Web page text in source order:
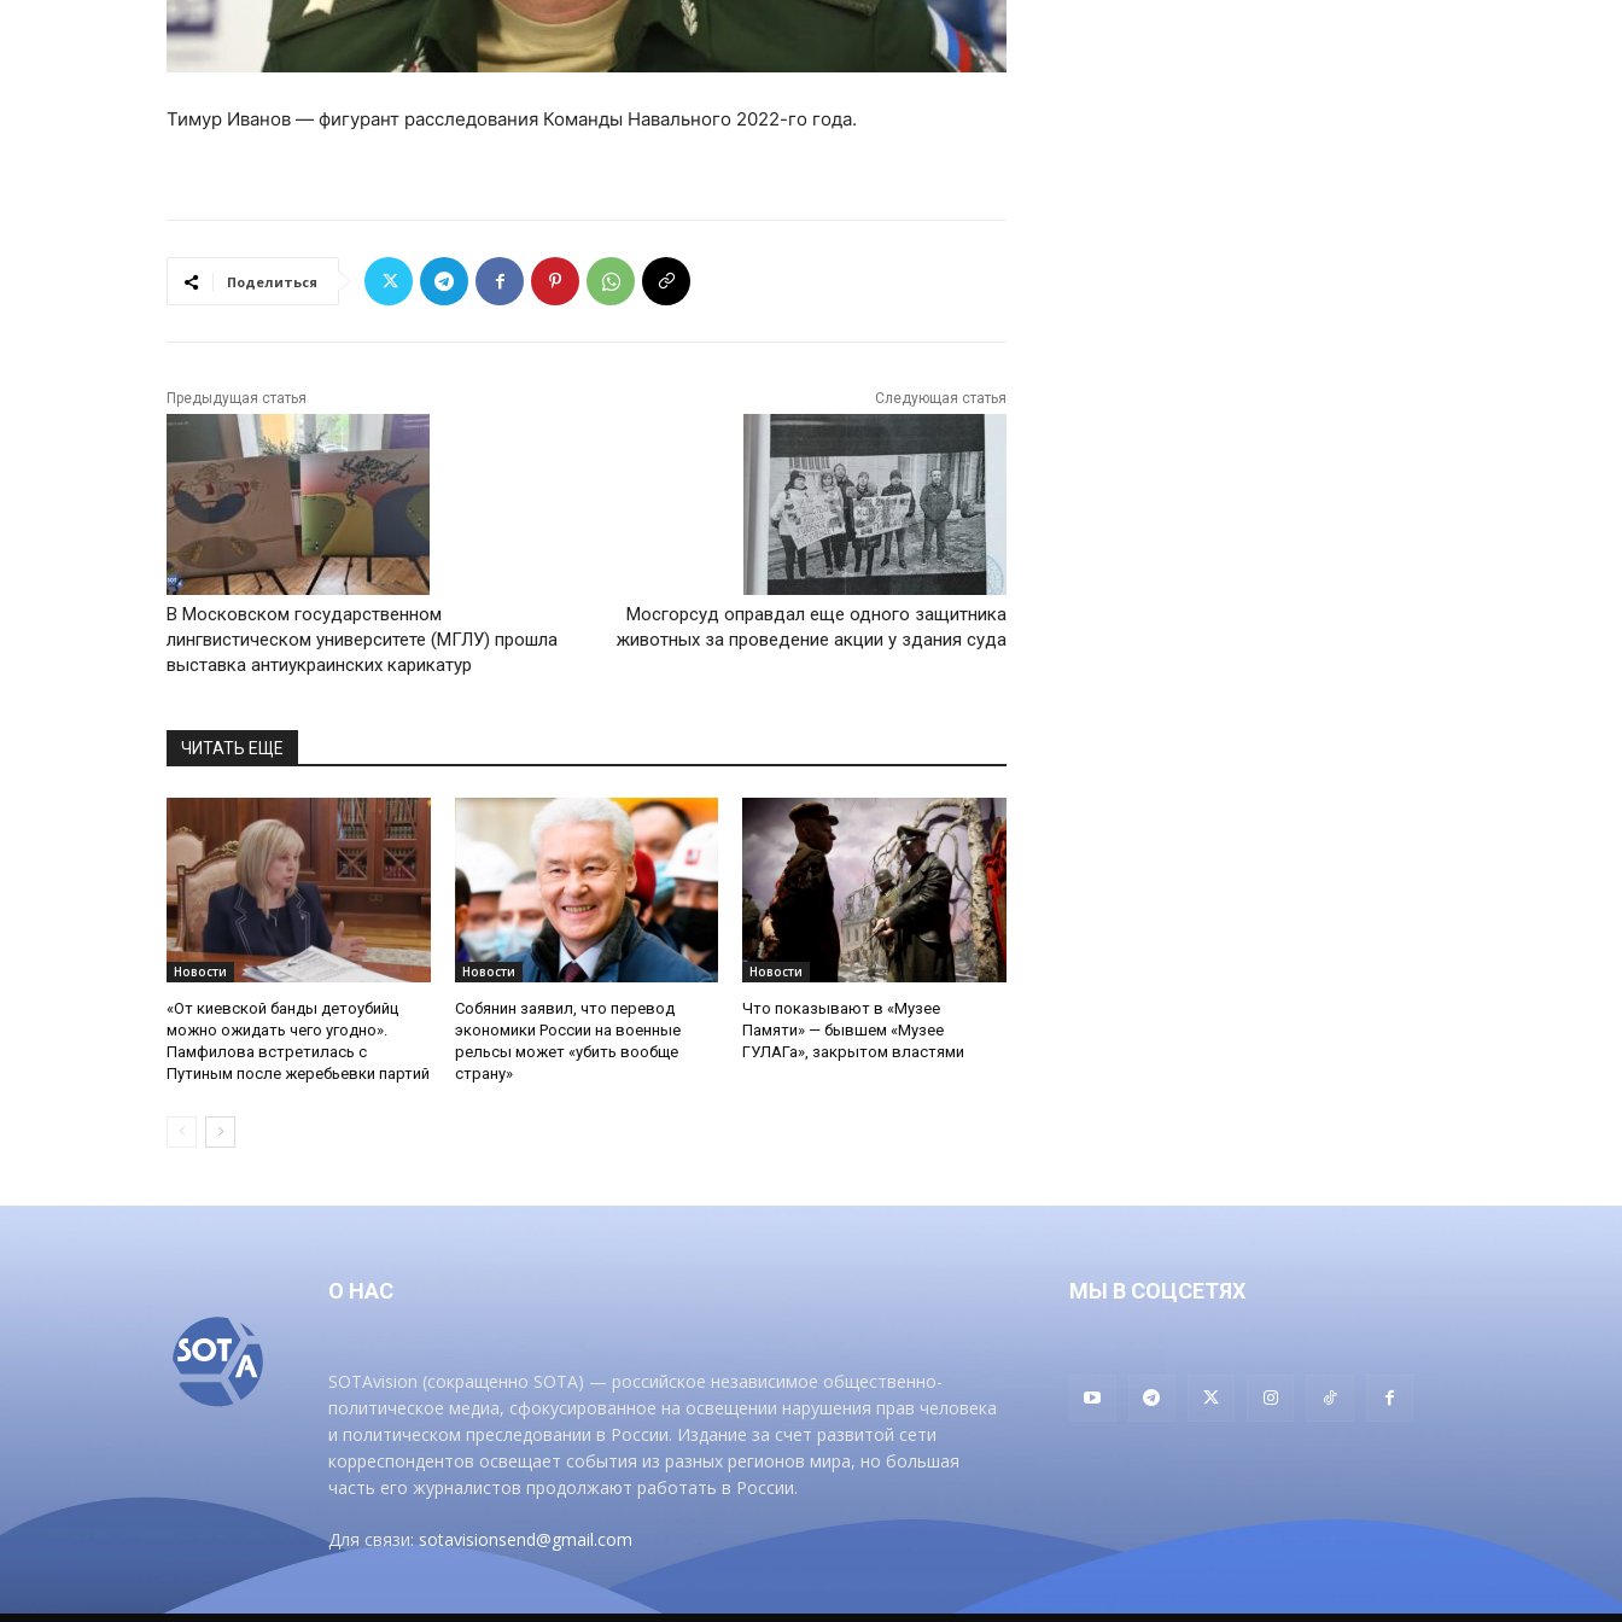
Тимур Иванов — фигурант расследования Команды Навального 2022-го года.
Поделиться
Предыдущая статья
В Московском государственном
лингвистическом университете (МГЛУ) прошла
выставка антиукраинских карикатур
Следующая статья
Мосгорсуд оправдал еще одного защитника
животных за проведение акции у здания суда
ЧИТАТЬ ЕЩЕ
Новости
«От киевской банды детоубийц
можно ожидать чего угодно».
Памфилова встретилась с
Путиным после жеребьевки партий
Новости
Собянин заявил, что перевод
экономики России на военные
рельсы может «убить вообще
страну»
Новости
Что показывают в «Музее
Памяти» — бывшем «Музее
ГУЛАГа», закрытом властями
О НАС
SOTAvision (сокращенно SOTA) — российское независимое общественно-
политическое медиа, сфокусированное на освещении нарушения прав человека
и политическом преследовании в России. Издание за счет развитой сети
корреспондентов освещает события из разных регионов мира, но большая
часть его журналистов продолжают работать в России.
Для связи:sotavisionsend@gmail.com
МЫ В СОЦСЕТЯХ